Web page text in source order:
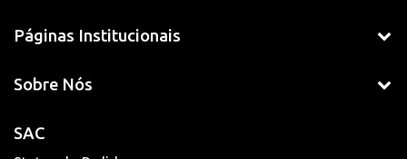
Páginas Institucionais
Sobre Nós
SAC